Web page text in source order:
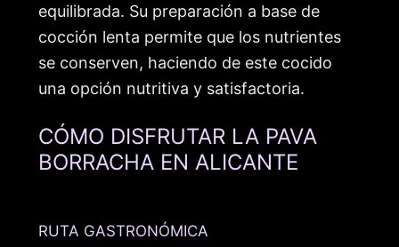
equilibrada. Su preparación a base de
cocción lenta permite que los nutrientes
se conserven, haciendo de este cocido
una opción nutritiva y satisfactoria.
CÓMO DISFRUTAR LA PAVA
BORRACHA EN ALICANTE
RUTA GASTRONÓMICA